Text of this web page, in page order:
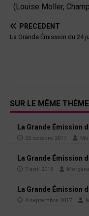
(Louise Moller,
PRÉCÉDENT
La Grande Émission du 24
SUR LE MÊME THÈME
La Grande Émission
25 octobre 2017
La Grande Émission
7 avril 2018
La Grande Émission
4 septembre 2017